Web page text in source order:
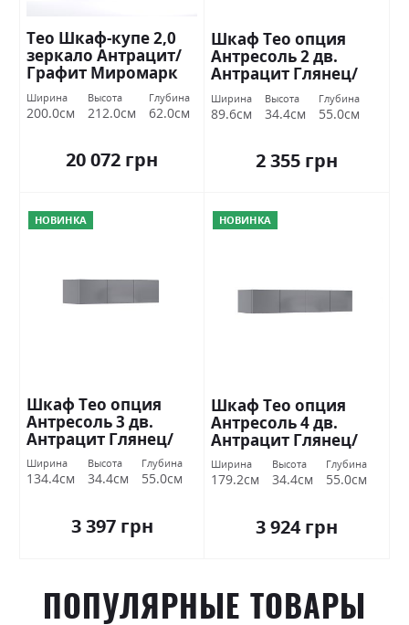
Тео Шкаф-купе 2,0
зеркало Антрацит/
Графит Миромарк
Ширина
200.0см
Высота
212.0см
Глубина
62.0см
20 072 грн
Шкаф Тео опция
Антресоль 2 дв.
Антрацит Глянец/
Графит Миромарк
Ширина
89.6см
Высота
34.4см
Глубина
55.0см
2 355 грн
НОВИНКА
Шкаф Тео опция
Антресоль 3 дв.
Антрацит Глянец/
Графит Миромарк
Ширина
134.4см
Высота
34.4см
Глубина
55.0см
3 397 грн
НОВИНКА
Шкаф Тео опция
Антресоль 4 дв.
Антрацит Глянец/
Графит Миромарк
Ширина
179.2см
Высота
34.4см
Глубина
55.0см
3 924 грн
ПОПУЛЯРНЫЕ ТОВАРЫ